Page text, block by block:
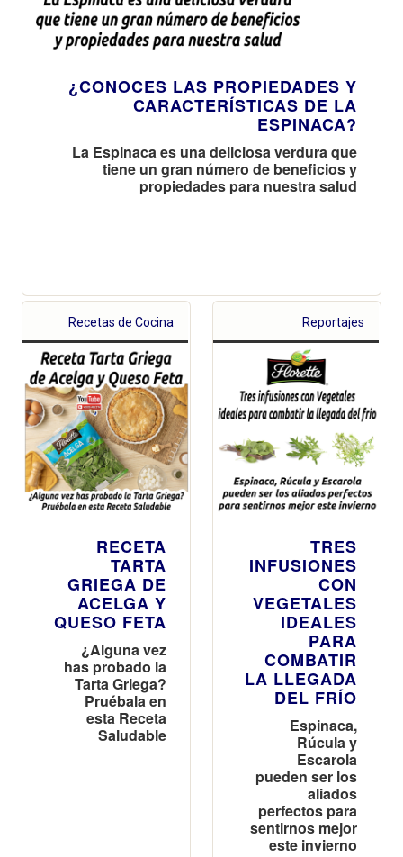
¿CONOCES LAS PROPIEDADES Y
CARACTERÍSTICAS DE LA
ESPINACA?
La Espinaca es una deliciosa verdura que
tiene un gran número de beneficios y
propiedades para nuestra salud
Recetas de Cocina
RECETA
TARTA
GRIEGA DE
ACELGA Y
QUESO FETA
¿Alguna vez
has probado la
Tarta Griega?
Pruébala en
esta Receta
Saludable
Reportajes
TRES
INFUSIONES
CON
VEGETALES
IDEALES
PARA
COMBATIR
LA LLEGADA
DEL FRÍO
Espinaca,
Rúcula y
Escarola
pueden ser los
aliados
perfectos para
sentirnos mejor
este invierno